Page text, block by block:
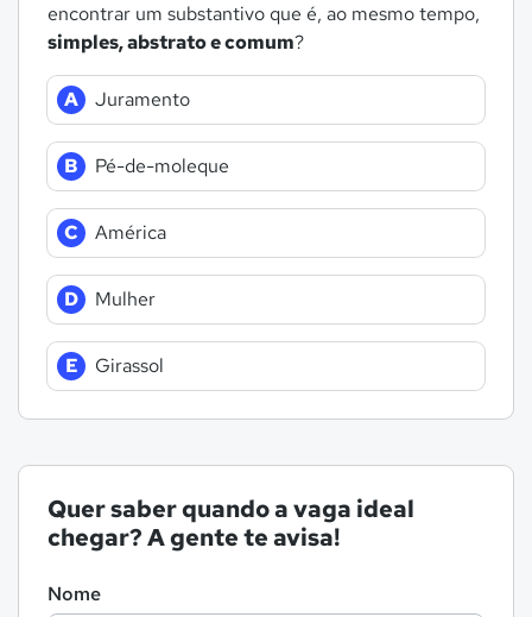
encontrar um substantivo que é, ao mesmo tempo,
simples, abstrato e comum?
A Juramento
B Pé-de-moleque
C América
D Mulher
E Girassol
Quer saber quando a vaga ideal
chegar? A gente te avisa!
Nome